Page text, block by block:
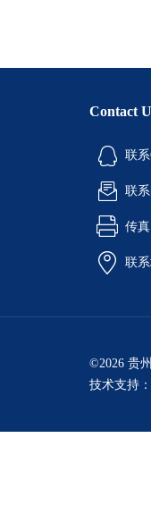
Contact
联系
联系
传真
联
©2026 贵
技术支持：